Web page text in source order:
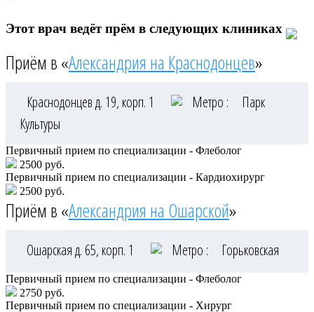
Этот врач ведёт прём в следующих клиниках
Приём в «Александрия на Краснодонцев»
Краснодонцев д. 19, корп. 1 Метро :
Парк
Культуры
Первичный прием по специализации - Флеболог
2500 руб.
Первичный прием по специализации - Кардиохирург
2500 руб.
Приём в «Александрия на Ошарской»
Ошарская д. 65, корп. 1 Метро : Горьковская
Первичный прием по специализации - Флеболог
2750 руб.
Первичный прием по специализации - Хирург